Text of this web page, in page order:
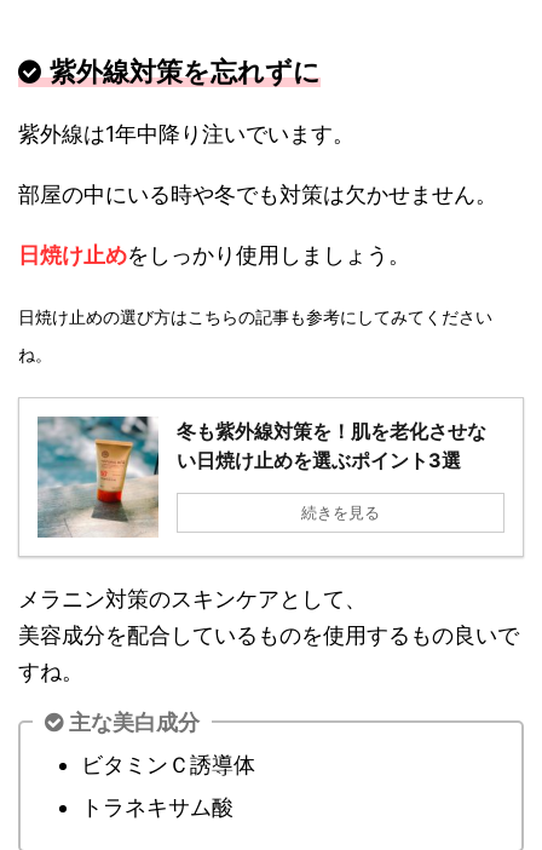
紫外線対策を忘れずに
紫外線は1年中降り注いでいます。
部屋の中にいる時や冬でも対策は欠かせません。
日焼け止めをしっかり使用しましょう。
日焼け止めの選び方はこちらの記事も参考にしてみてください
ね。
冬も紫外線対策を！肌を老化させな
い日焼け止めを選ぶポイント3選
続きを見る
メラニン対策のスキンケアとして、
美容成分を配合しているものを使用するもの良いで
すね。
主な美白成分
ビタミンＣ誘導体
トラネキサム酸